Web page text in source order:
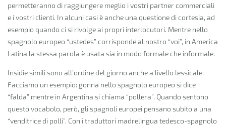
permetteranno di raggiungere meglio i vostri partner commerciali
e i vostri clienti. In alcuni casi è anche una questione di cortesia, ad
esempio quando ci si rivolge ai propri interlocutori. Mentre nello
spagnolo europeo “ustedes” corrisponde al nostro “voi”, in America
Latina la stessa parola è usata sia in modo formale che informale.
Insidie simili sono all’ordine del giorno anche a livello lessicale.
Facciamo un esempio: gonna nello spagnolo europeo si dice
“falda” mentre in Argentina si chiama “pollera”. Quando sentono
questo vocabolo, però, gli spagnoli europei pensano subito a una
“venditrice di polli”. Con i traduttori madrelingua tedesco-spagnolo